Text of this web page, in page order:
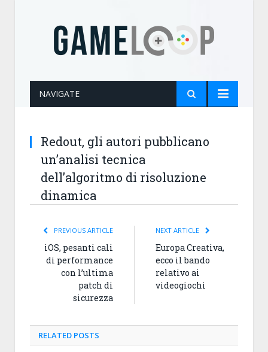
NAVIGATE
Redout, gli autori pubblicano
un’analisi tecnica
dell’algoritmo di risoluzione
dinamica
PREVIOUS ARTICLE
iOS, pesanti cali
di performance
con l’ultima
patch di
sicurezza
NEXT ARTICLE
Europa Creativa,
ecco il bando
relativo ai
videogiochi
RELATED POSTS